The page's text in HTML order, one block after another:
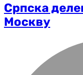
Српска
Москву